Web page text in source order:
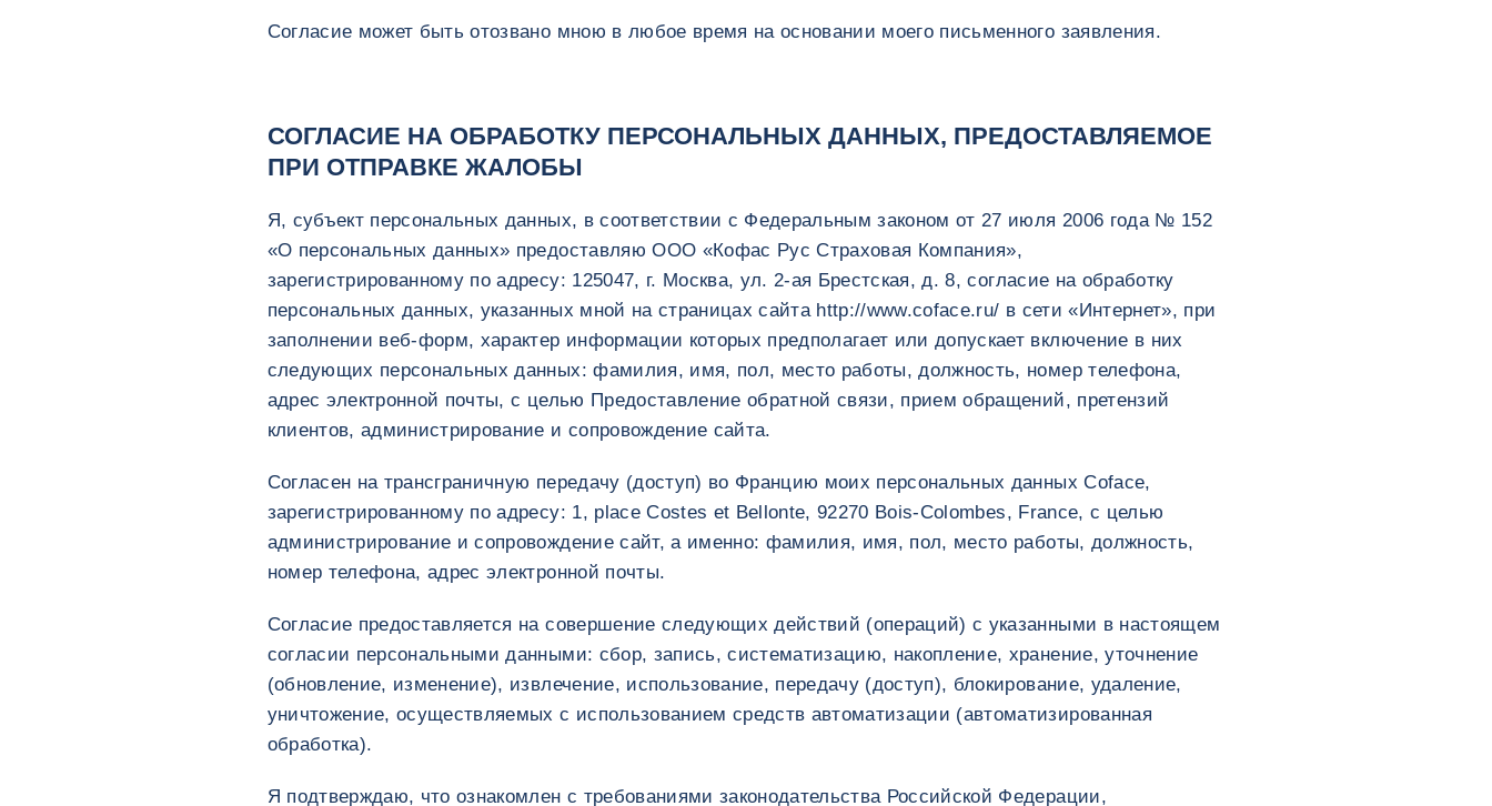
Согласие может быть отозвано мною в любое время на основании моего письменного заявления.
СОГЛАСИЕ НА ОБРАБОТКУ ПЕРСОНАЛЬНЫХ ДАННЫХ, ПРЕДОСТАВЛЯЕМОЕ
ПРИ ОТПРАВКЕ ЖАЛОБЫ
Я, субъект персональных данных, в соответствии с Федеральным законом от 27 июля 2006 года № 152
«О персональных данных» предоставляю ООО «Кофас Рус Страховая Компания»,
зарегистрированному по адресу: 125047, г. Москва, ул. 2-ая Брестская, д. 8, согласие на обработку
персональных данных, указанных мной на страницах сайта http://www.coface.ru/ в сети «Интернет», при
заполнении веб-форм, характер информации которых предполагает или допускает включение в них
следующих персональных данных: фамилия, имя, пол, место работы, должность, номер телефона,
адрес электронной почты, с целью Предоставление обратной связи, прием обращений, претензий
клиентов, администрирование и сопровождение сайта.
Согласен на трансграничную передачу (доступ) во Францию моих персональных данных Coface,
зарегистрированному по адресу: 1, place Costes et Bellonte, 92270 Bois-Colombes, France, с целью
администрирование и сопровождение сайт, а именно: фамилия, имя, пол, место работы, должность,
номер телефона, адрес электронной почты.
Согласие предоставляется на совершение следующих действий (операций) с указанными в настоящем
согласии персональными данными: сбор, запись, систематизацию, накопление, хранение, уточнение
(обновление, изменение), извлечение, использование, передачу (доступ), блокирование, удаление,
уничтожение, осуществляемых с использованием средств автоматизации (автоматизированная
обработка).
Я подтверждаю, что ознакомлен с требованиями законодательства Российской Федерации,